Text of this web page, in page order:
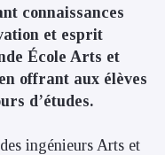
connaissances
et esprit
École Arts et
offrant aux élèves
d’études.
ingénieurs Arts et